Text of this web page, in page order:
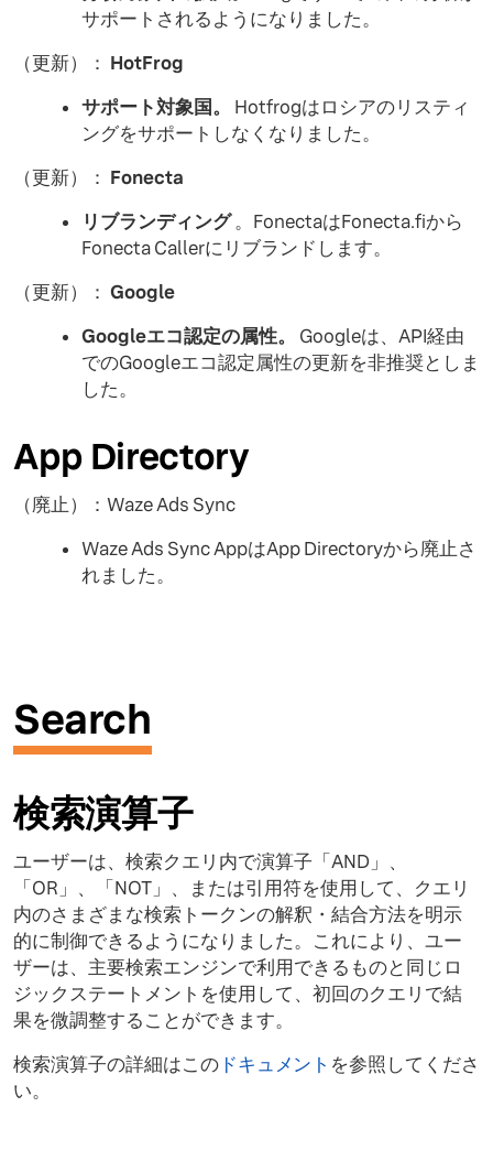
サポートされるようになりました。
（更新）： HotFrog
サポート対象国。
Hotfrogはロシアのリスティ
ングをサポートしなくなりました。
（更新）： Fonecta
リブランディング。FonectaはFonecta.fiから
Fonecta Callerにリブランドします。
（更新）： Google
Googleエコ認定の属性。
Googleは、API経由
でのGoogleエコ認定属性の更新を非推奨としま
した。
App Directory
（廃止）：Waze Ads Sync
Waze Ads Sync AppはApp Directoryから廃止さ
れました。
Search
検索演算子
ユーザーは、検索クエリ内で演算子「AND」、
「OR」、「NOT」、または引用符を使用して、クエリ
内のさまざまな検索トークンの解釈・結合方法を明示
的に制御できるようになりました。これにより、ユー
ザーは、主要検索エンジンで利用できるものと同じロ
ジックステートメントを使用して、初回のクエリで結
果を微調整することができます。
検索演算子の詳細はこの ドキュメント を参照してくださ
い。